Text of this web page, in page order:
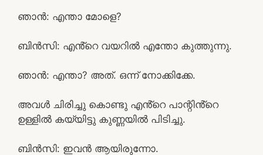
ഞാൻ: എന്താ മോളെ?
ബിൻസി: എൻ്റെ വയറിൽ എന്തോ കുത്തുന്നു.
ഞാൻ: എന്താ? അത്. ഒന്ന് നോക്കിക്കേ.
അവൾ ചിരിച്ചു കൊണ്ടു എൻ്റെ പാന്റിൻ്റെ
ഉള്ളിൽ കയ്യിട്ടു കുണ്ണയിൽ പിടിച്ചു.
ബിൻസി: ഇവൻ ആയിരുന്നോ.